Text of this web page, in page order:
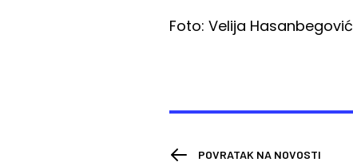
Foto: Velija Hasanbegović
POVRATAK NA NOVOSTI